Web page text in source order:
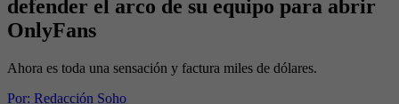
defender el arco de su equipo para abrir
OnlyFans
Ahora es toda una sensación y factura miles de dólares.
Por: Redacción Soho